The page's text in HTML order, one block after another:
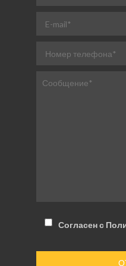
Согласен с